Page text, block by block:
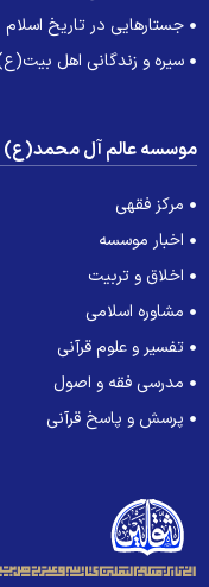
جستارهایی در تاریخ اسلام
سیره و زندگانی اهل بیت(ع)
عالم آل محمد(ع)
مرکز فقهی
اخبار موسسه
اخلاق و تربیت
مشاوره اسلامی
تفسیر و علوم قرآنی
مدرسی فقه و اصول
پرسش و پاسخ قرآنی